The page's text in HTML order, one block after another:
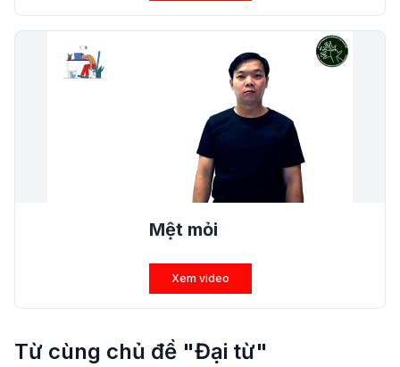
Mệt mỏi
Xem video
Từ cùng chủ đề "Đại từ"